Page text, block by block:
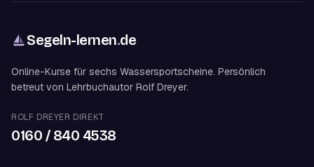
Segeln-lernen.de
Online-Kurse für sechs Wassersportscheine. Persönlich
betreut von Lehrbuchautor Rolf Dreyer.
ROLF DREYER DIREKT
0160 / 840 4538